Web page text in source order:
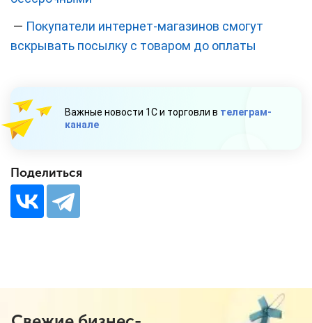
— Покупатели интернет-магазинов смогут
вскрывать посылку с товаром до оплаты
Важные новости 1С и торговли в телеграм-
канале
Поделиться